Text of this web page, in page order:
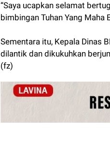
“Saya ucapkan selamat
bimbingan Tuhan Yang Maha
Sementara itu, Kepala Dinas
dilantik dan dikukuhkan
(fz)